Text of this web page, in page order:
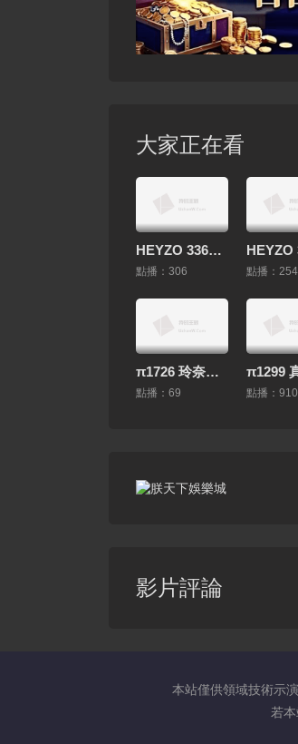
大家正在看
HEYZO 3362 上本ゆりがオナってくれました！ – 上本ゆり
點播：306 點播：254
π1726 玲奈下鄉記 MIDV-700 #宮下玲奈
點播：69 點播：910
影片評論
本站僅供領域技術示
若